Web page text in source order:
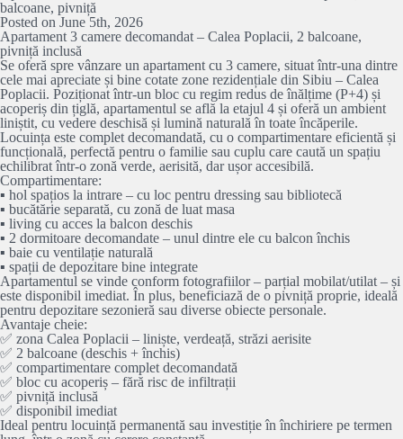
balcoane, pivniță
Posted on June 5th, 2026
Apartament 3 camere decomandat – Calea Poplacii, 2 balcoane,
pivniță inclusă
Se oferă spre vânzare un apartament cu 3 camere, situat într-una dintre
cele mai apreciate și bine cotate zone rezidențiale din Sibiu – Calea
Poplacii. Poziționat într-un bloc cu regim redus de înălțime (P+4) și
acoperiș din țiglă, apartamentul se află la etajul 4 și oferă un ambient
liniștit, cu vedere deschisă și lumină naturală în toate încăperile.
Locuința este complet decomandată, cu o compartimentare eficientă și
funcțională, perfectă pentru o familie sau cuplu care caută un spațiu
echilibrat într-o zonă verde, aerisită, dar ușor accesibilă.
Compartimentare:
▪️ hol spațios la intrare – cu loc pentru dressing sau bibliotecă
▪️ bucătărie separată, cu zonă de luat masa
▪️ living cu acces la balcon deschis
▪️ 2 dormitoare decomandate – unul dintre ele cu balcon închis
▪️ baie cu ventilație naturală
▪️ spații de depozitare bine integrate
Apartamentul se vinde conform fotografiilor – parțial mobilat/utilat – și
este disponibil imediat. În plus, beneficiază de o pivniță proprie, ideală
pentru depozitare sezonieră sau diverse obiecte personale.
Avantaje cheie:
✅ zona Calea Poplacii – liniște, verdeață, străzi aerisite
✅ 2 balcoane (deschis + închis)
✅ compartimentare complet decomandată
✅ bloc cu acoperiș – fără risc de infiltrații
✅ pivniță inclusă
✅ disponibil imediat
Ideal pentru locuință permanentă sau investiție în închiriere pe termen